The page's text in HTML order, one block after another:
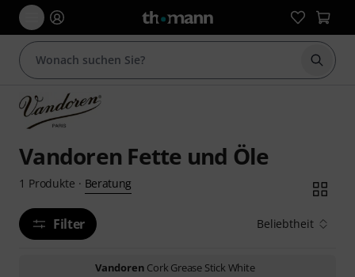
Suche
Vandoren Fette und Öle
1 Produkte · Beratung
Filter Beliebtheit
Vandoren Cork Grease Stick White